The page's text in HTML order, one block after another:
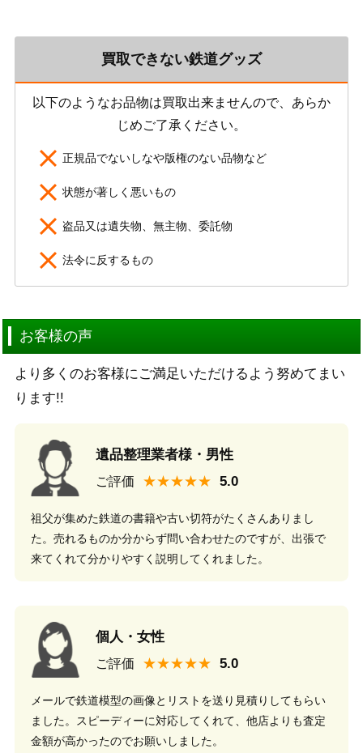
買取できない鉄道グッズ
以下のようなお品物は買取出来ませんので、あらか
じめご了承ください。
正規品でないしなや版権のない品物など
状態が著しく悪いもの
盗品又は遺失物、無主物、委託物
法令に反するもの
お客様の声
より多くのお客様にご満足いただけるよう努めてまい
ります!!
遺品整理業者様・男性
ご評価 ★★★★★
祖父が集めた鉄道の書籍や古い切符がたくさんありまし
た。売れるものか分からず問い合わせたのですが、出張で
来てくれて分かりやすく説明してくれました。
個人・女性
ご評価 ★★★★★
メールで鉄道模型の画像とリストを送り見積りしてもらい
ました。スピーディーに対応してくれて、他店よりも査定
金額が高かったのでお願いしました。